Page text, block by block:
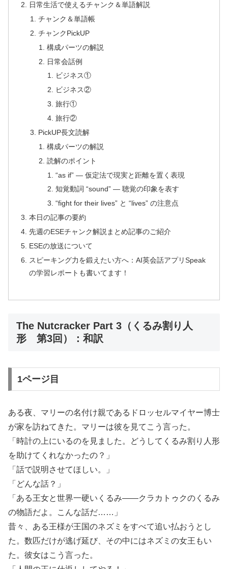
日常生活で使えるチャンク＆単語解説
チャンク＆単語帳
チャンクPickUP
構成パーツの解説
日常会話例
ビジネス①
ビジネス②
旅行①
旅行②
PickUP長文読解
構成パーツの解説
読解のポイント
“as if” ― 仮定法で現実と距離を置く表現
知覚動詞 “sound” ― 聴覚の印象を表す
“fight for their lives” と “lives” の注意点
本日の記事の要約
先週のESEチャンク解説まとめ記事のご紹介
ESEの放送について
スピーキング力を鍛えたい方へ：AI英会話アプリSpeak
の学習レポートも書いてます！
The Nutcracker Part 3（くるみ割り人
形 第3回）：和訳
1ページ目
ある夜、マリーの名付け親であるドロッセルマイヤー博士
が家を訪ねてきた。マリーは彼を見てこう言った。
「時計の上にいるのを見ました。どうしてくるみ割り人形
を助けてくれなかったの？」
「話で説明させてほしい。」
「どんな話？」
「ある王女と世界一硬いくるみ——クラカトゥクのくるみ
の物語だよ。こんな話だ……」
昔々、ある王様が王国のネズミをすべて追い払おうとし
た。数匹だけが逃げ延び、その中にはネズミの女王もい
た。彼女はこう言った。